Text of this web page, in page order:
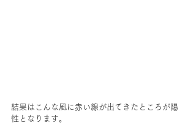
結果はこんな風に赤い線が出てきたところが陽
性となります。